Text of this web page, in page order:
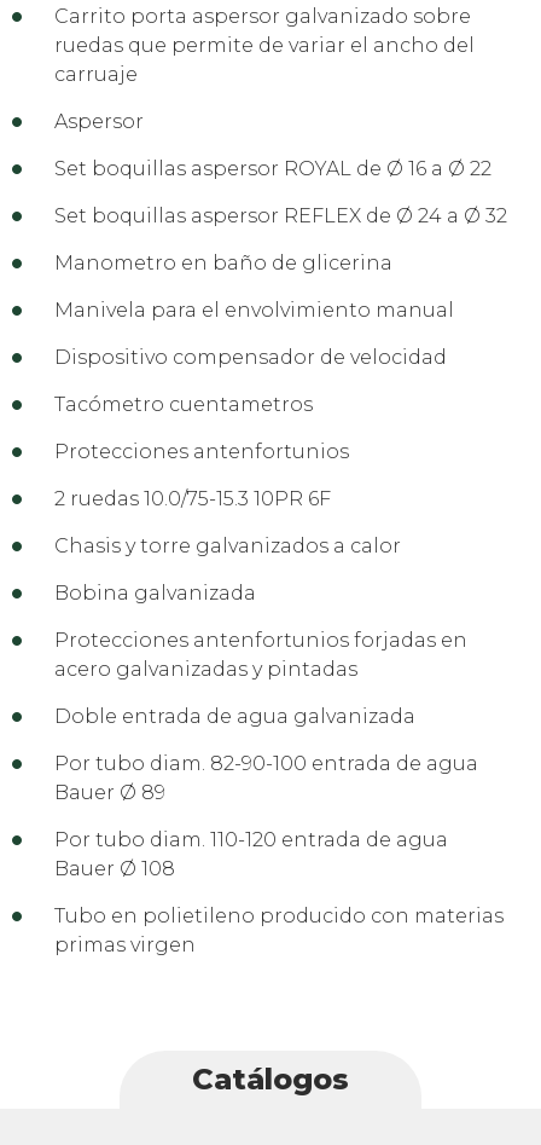
Carrito porta aspersor galvanizado sobre
ruedas que permite de variar el ancho del
carruaje
Aspersor
Set boquillas aspersor ROYAL de Ø 16 a Ø 22
Set boquillas aspersor REFLEX de Ø 24 a Ø 32
Manometro en baño de glicerina
Manivela para el envolvimiento manual
Dispositivo compensador de velocidad
Tacómetro cuentametros
Protecciones antenfortunios
2 ruedas 10.0/75-15.3 10PR 6F
Chasis y torre galvanizados a calor
Bobina galvanizada
Protecciones antenfortunios forjadas en
acero galvanizadas y pintadas
Doble entrada de agua galvanizada
Por tubo diam. 82-90-100 entrada de agua
Bauer Ø 89
Por tubo diam. 110-120 entrada de agua
Bauer Ø 108
Tubo en polietileno producido con materias
primas virgen
Catálogos